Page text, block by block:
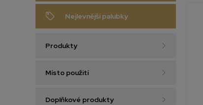
Nejlevnější palubky
Produkty
Místo použití
Doplňkové produkty